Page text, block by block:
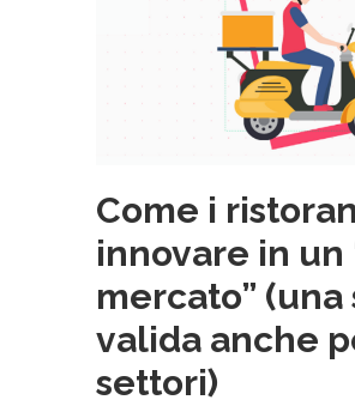
Come i
innovare in un
mercato” (una
valida anche
settori)